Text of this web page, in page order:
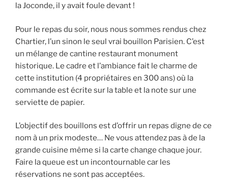
la Joconde, il y avait foule devant !
Pour le repas du soir, nous nous sommes rendus chez
Chartier, l’un sinon le seul vrai bouillon Parisien. C’est
un mélange de cantine restaurant monument
historique. Le cadre et l’ambiance fait le charme de
cette institution (4 propriétaires en 300 ans) où la
commande est écrite sur la table et la note sur une
serviette de papier.
L’objectif des bouillons est d’offrir un repas digne de ce
nom à un prix modeste… Ne vous attendez pas à de la
grande cuisine même si la carte change chaque jour.
Faire la queue est un incontournable car les
réservations ne sont pas acceptées.